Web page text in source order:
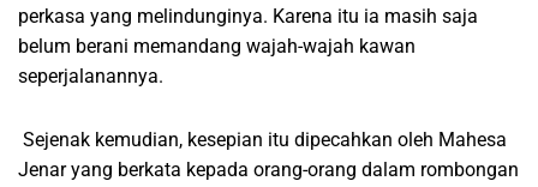
perkasa yang melindunginya. Karena itu ia masih saja
belum berani memandang wajah-wajah kawan
seperjalanannya.
Sejenak kemudian, kesepian itu dipecahkan oleh Mahesa
Jenar yang berkata kepada orang-orang dalam rombongan